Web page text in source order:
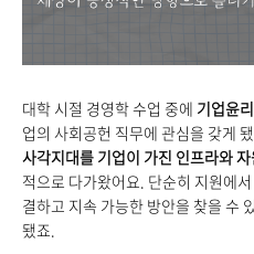
대학 시절 경영학 수업 중에 기업윤
업의 사회공헌 직무에 관심을 갖게
사각지대를 기업이 가진 인프라와
적으로 다가왔어요. 단순히 지원에
결하고 지속 가능한 방안을 찾을 수
됐죠.